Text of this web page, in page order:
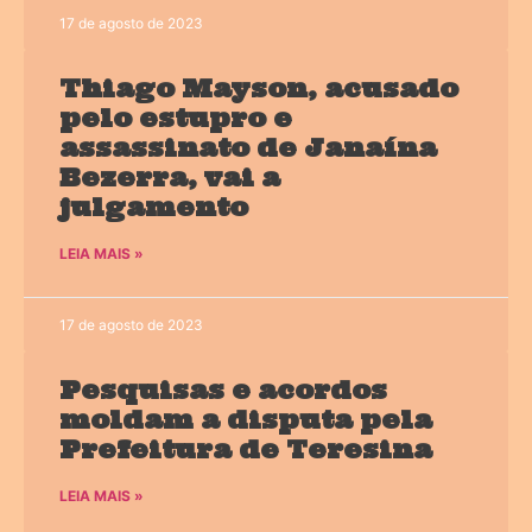
17 de agosto de 2023
Thiago Mayson, acusado
pelo estupro e
assassinato de Janaína
Bezerra, vai a
julgamento
LEIA MAIS »
17 de agosto de 2023
Pesquisas e acordos
moldam a disputa pela
Prefeitura de Teresina
LEIA MAIS »